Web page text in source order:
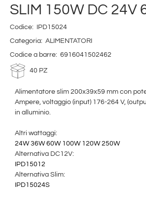
SLIM 150W DC 24V
Codice: IPD15024
Categoria: ALIMENTATORI
Codice a barre: 6916041502462
40 PZ
Alimentatore slim 200x39x59 mm con
Ampere, voltaggio (input) 176-264 V,
in alluminio.
Altri wattaggi:
24W 36W 60W 100W 120W 250W
Alternativa DC12V:
IPD15012
Alternativa Slim:
IPD15024S